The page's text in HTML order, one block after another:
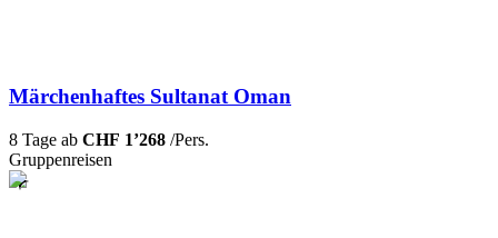
Märchenhaftes Sultanat Oman
8 Tage ab CHF 1’268 /Pers.
Gruppenreisen